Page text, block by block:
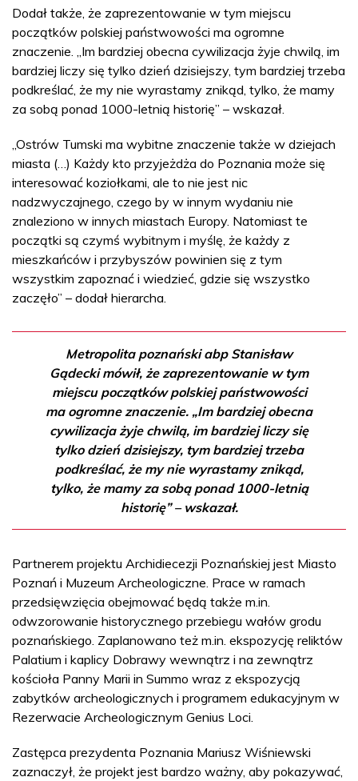
Dodał także, że zaprezentowanie w tym miejscu
początków polskiej państwowości ma ogromne
znaczenie. „Im bardziej obecna cywilizacja żyje chwilą, im
bardziej liczy się tylko dzień dzisiejszy, tym bardziej trzeba
podkreślać, że my nie wyrastamy znikąd, tylko, że mamy
za sobą ponad 1000-letnią historię” – wskazał.
„Ostrów Tumski ma wybitne znaczenie także w dziejach
miasta (…) Każdy kto przyjeżdża do Poznania może się
interesować koziołkami, ale to nie jest nic
nadzwyczajnego, czego by w innym wydaniu nie
znaleziono w innych miastach Europy. Natomiast te
początki są czymś wybitnym i myślę, że każdy z
mieszkańców i przybyszów powinien się z tym
wszystkim zapoznać i wiedzieć, gdzie się wszystko
zaczęło” – dodał hierarcha.
Metropolita poznański abp Stanisław
Gądecki mówił, że zaprezentowanie w tym
miejscu początków polskiej państwowości
ma ogromne znaczenie. „Im bardziej obecna
cywilizacja żyje chwilą, im bardziej liczy się
tylko dzień dzisiejszy, tym bardziej trzeba
podkreślać, że my nie wyrastamy znikąd,
tylko, że mamy za sobą ponad 1000-letnią
historię” – wskazał.
Partnerem projektu Archidiecezji Poznańskiej jest Miasto
Poznań i Muzeum Archeologiczne. Prace w ramach
przedsięwzięcia obejmować będą także m.in.
odwzorowanie historycznego przebiegu wałów grodu
poznańskiego. Zaplanowano też m.in. ekspozycję reliktów
Palatium i kaplicy Dobrawy wewnątrz i na zewnątrz
kościoła Panny Marii in Summo wraz z ekspozycją
zabytków archeologicznych i programem edukacyjnym w
Rezerwacie Archeologicznym Genius Loci.
Zastępca prezydenta Poznania Mariusz Wiśniewski
zaznaczył, że projekt jest bardzo ważny, aby pokazywać,